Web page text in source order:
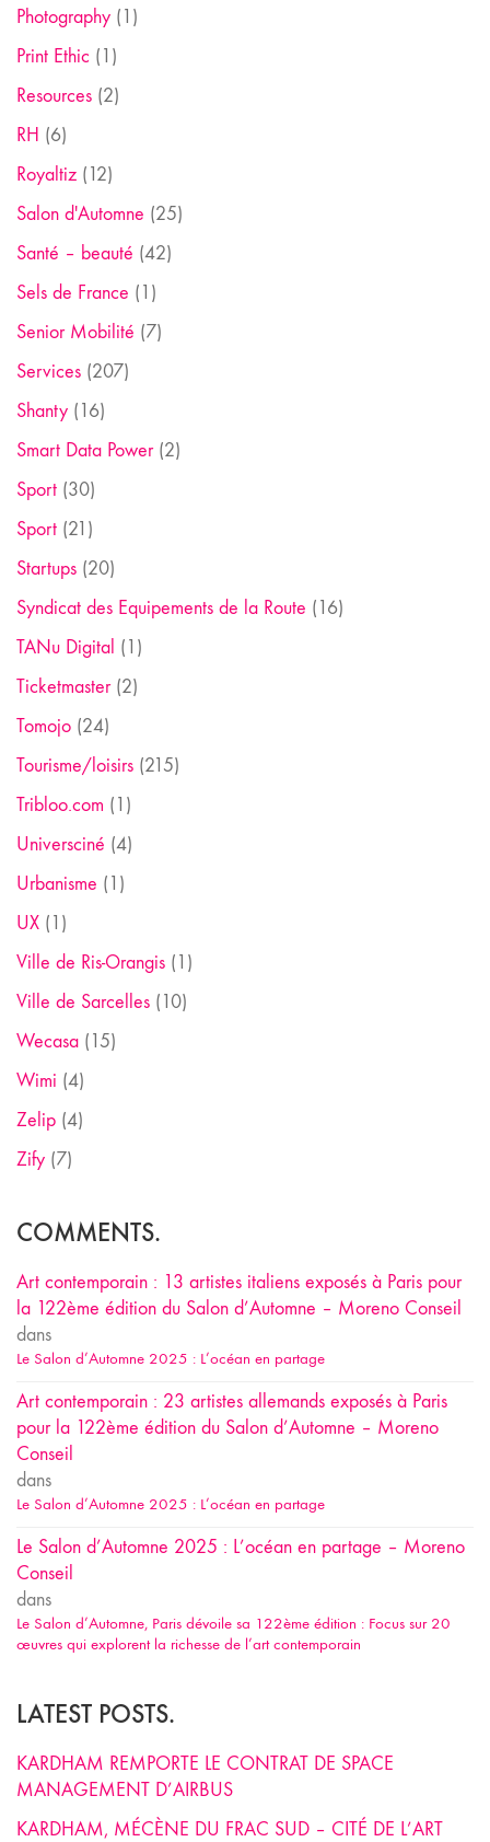
Photography (1)
Print Ethic (1)
Resources (2)
RH (6)
Royaltiz (12)
Salon d'Automne (25)
Santé – beauté (42)
Sels de France (1)
Senior Mobilité (7)
Services (207)
Shanty (16)
Smart Data Power(2)
Sport (30)
Sport (21)
Startups (20)
Syndicat des Equipements de la Route (16)
TANu Digital (1)
Ticketmaster(2)
Tomojo (24)
Tourisme/loisirs (215)
Tribloo.com (1)
Universciné (4)
Urbanisme (1)
UX (1)
Ville de Ris-Orangis (1)
Ville de Sarcelles (10)
Wecasa (15)
Wimi (4)
Zelip (4)
Zify (7)
COMMENTS.
Art contemporain : 13 artistes italiens exposés à Paris pour
la 122ème édition du Salon d’Automne – Moreno Conseil
dans
Le Salon d’Automne 2025 : L’océan en partage
Art contemporain : 23 artistes allemands exposés à Paris
pour la 122ème édition du Salon d’Automne – Moreno
Conseil
dans
Le Salon d’Automne 2025 : L’océan en partage
Le Salon d’Automne 2025 : L’océan en partage – Moreno
Conseil
dans
Le Salon d’Automne, Paris dévoile sa 122ème édition : Focus sur 20
œuvres qui explorent la richesse de l’art contemporain
LATEST POSTS.
KARDHAM REMPORTE LE CONTRAT DE SPACE
MANAGEMENT D’AIRBUS
KARDHAM, MÉCÈNE DU FRAC SUD – CITÉ DE L’ART